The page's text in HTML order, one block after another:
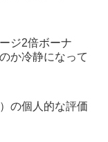
ジ2倍ボーナ
か冷静になって
の個人的な評価